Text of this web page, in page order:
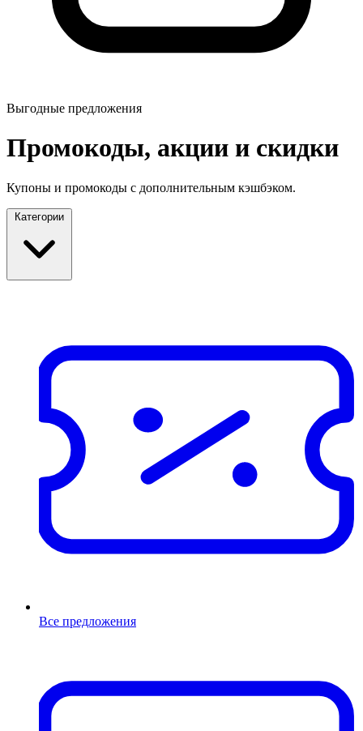
Выгодные предложения
Промокоды, акции и скидки
Купоны и промокоды с дополнительным кэшбэком.
Категории
Все предложения